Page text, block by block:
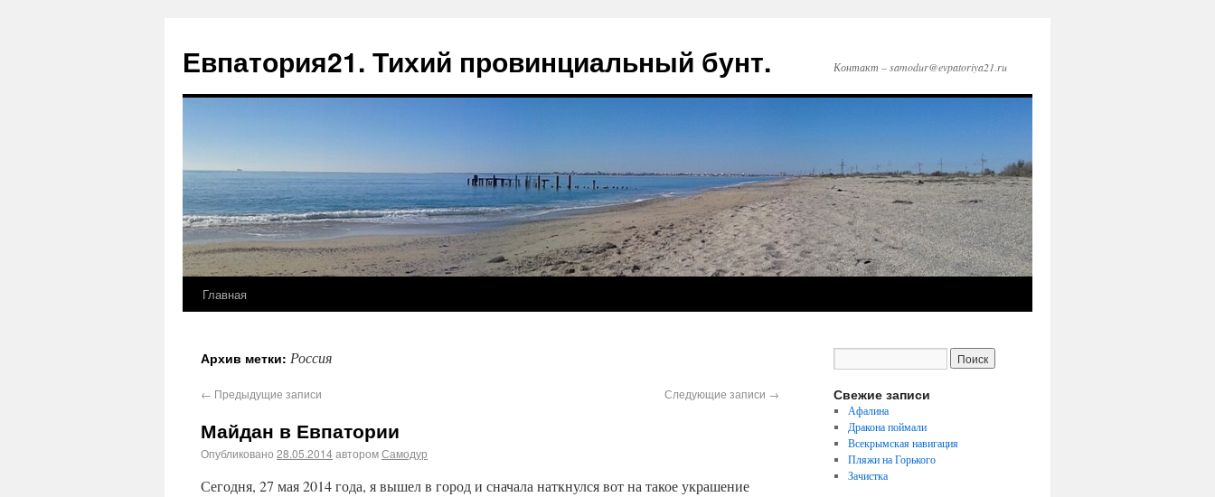
Евпатория21. Тихий провинциальный бунт. Контакт – samodur@evpatoriya21.ru
Главная
Архив метки: Россия
← Предыдущие записи Следующие записи →
Майдан в Евпатории
Опубликовано 28.05.2014авторомСамодур
Сегодня, 27 мая 2014 года, я вышел в город и сначала наткнулся вот на такое украшение
Свежие записи
Афалина
Дракона поймали
Всекрымская навигация
Пляжи на Горького
Зачистка